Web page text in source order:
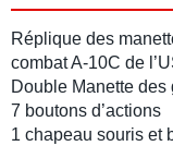
Réplique des
combat A-10C de
Double Manette des
7 boutons d’actions
1 chapeau souris et